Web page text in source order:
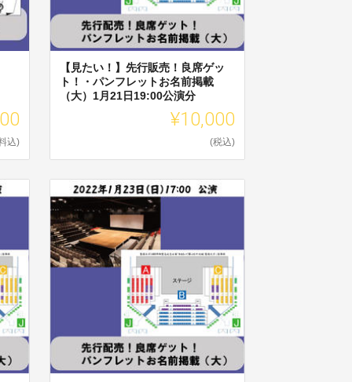
込)
【見たい！】先行販売！良席ゲッ
ト！・パンフレットお名前掲載
（大）1月21日19:00公演分
¥10,000
(税込)